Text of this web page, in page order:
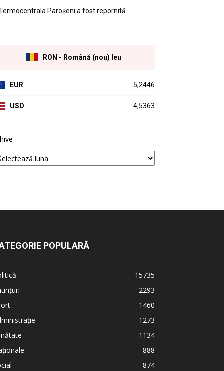
Paroșeni a fost repornită
RON - Română (nou) leu
EUR 5,2446
USD 4,5363
POPULARĂ
15735
2293
1460
1273
1134
888
874